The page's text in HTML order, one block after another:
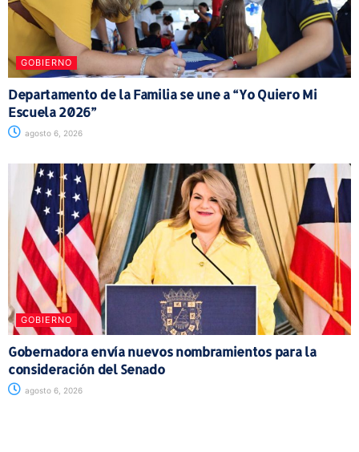
GOBIERNO
Departamento de la Familia se une a “Yo Quiero Mi
Escuela 2026”
agosto 6, 2026
GOBIERNO
Gobernadora envía nuevos nombramientos para la
consideración del Senado
agosto 6, 2026